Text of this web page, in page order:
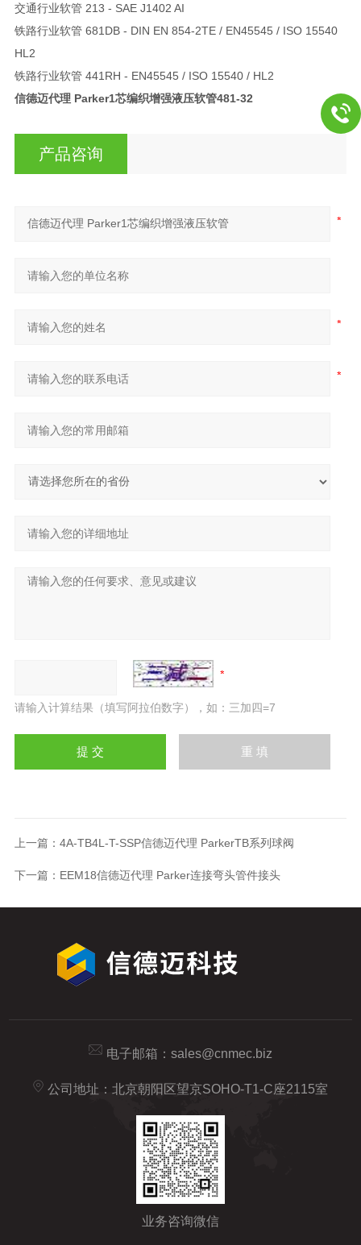
交通行业软管 213 - SAE J1402 AI
铁路行业软管 681DB - DIN EN 854-2TE / EN45545 / ISO 15540
HL2
铁路行业软管 441RH - EN45545 / ISO 15540 / HL2
信德迈代理 Parker1芯编织增强液压软管481-32
产品咨询
请输入计算结果（填写阿拉伯数字），如：三加四=7
上一篇： 4A-TB4L-T-SSP信德迈代理 ParkerTB系列球阀
下一篇： EEM18信德迈代理 Parker连接弯头管件接头
电子邮箱： sales@cnmec.biz
公司地址：北京朝阳区望京SOHO-T1-C座2115室
业务咨询微信